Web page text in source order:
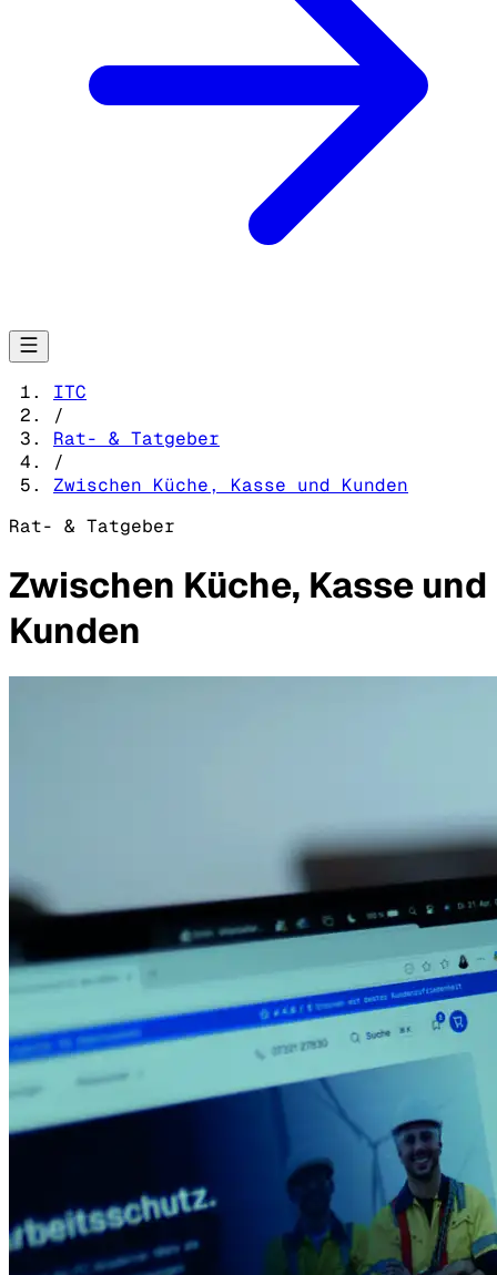
ITC
/
Rat- & Tatgeber
/
Zwischen Küche, Kasse und Kunden
Rat- & Tatgeber
Zwischen Küche, Kasse und
Kunden